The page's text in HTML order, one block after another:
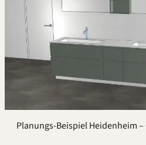
Planungs-Beispiel Heidenheim